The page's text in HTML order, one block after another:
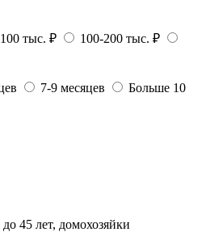
тыс. ₽
100-200 тыс. ₽
7-9 месяцев
Больше 10
45 лет, домохозяйки